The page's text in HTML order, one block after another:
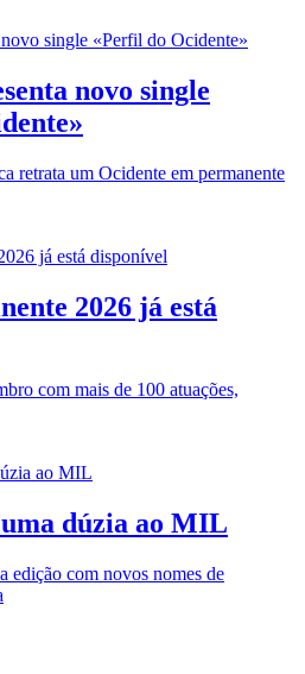
novo single
retrata um Ocidente em permanente
2026 já está
com mais de 100 atuações,
dúzia ao MIL
edição com novos nomes de